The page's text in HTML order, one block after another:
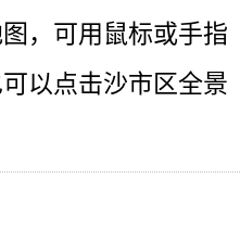
，可用鼠标或手指
以点击沙市区全景